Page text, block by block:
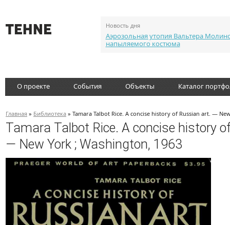
Новость дня
Аэрозольная утопия Вальтера
напыляемого костюма
О проекте События Объекты Каталог
Главная » Библиотека » Tamara Talbot Rice. A concise history of Russian art. —
Tamara Talbot Rice. A concise history
— New York ; Washington, 1963